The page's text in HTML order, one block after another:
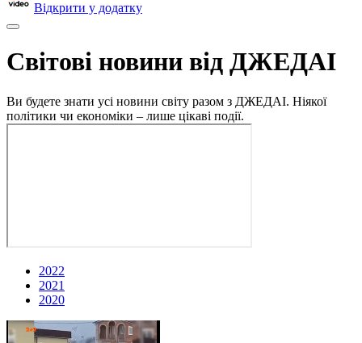
Відкрити у додатку
Світові новини від ДЖЕДАІ
Ви будете знати усі новини світу разом з ДЖЕДАІ. Ніякої
політики чи економіки – лише цікаві події.
2022
2021
2020